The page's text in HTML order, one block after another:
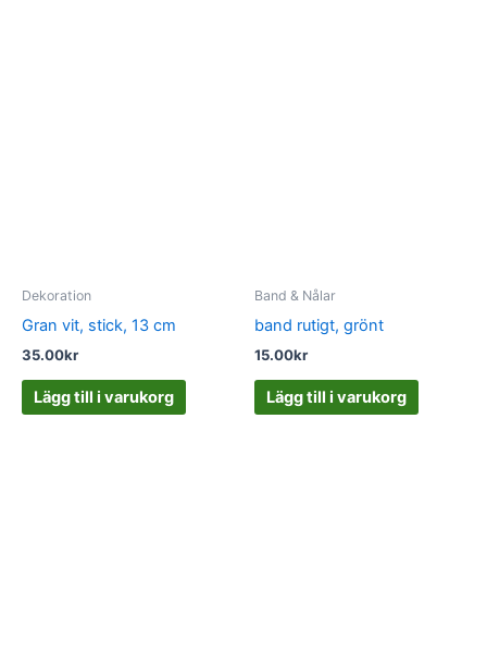
Dekoration
Gran vit, stick, 13 cm
35.00kr
Lägg till i varukorg
Band & Nålar
band rutigt, grönt
15.00kr
Lägg till i varukorg